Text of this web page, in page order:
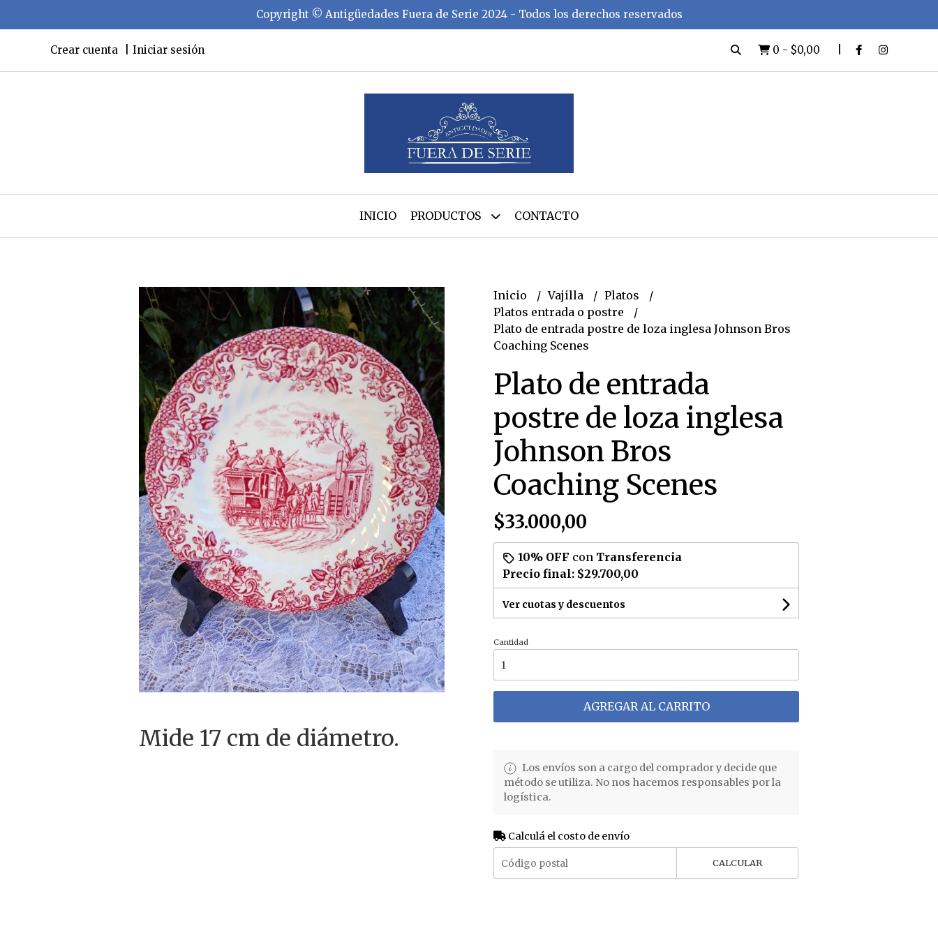
Copyright ©️ Antigüedades Fuera de Serie 2024 - Todos los derechos reservados
Crear cuenta Iniciar sesión 0 - $0,00
INICIO PRODUCTOS CONTACTO
Mide 17 cm de diámetro.
Inicio Vajilla
Platos
Platos entrada o postre
Plato de entrada postre de loza inglesa Johnson Bros
Coaching Scenes
Plato de entrada
postre de loza inglesa
Johnson Bros
Coaching Scenes
$33.000,00
10% OFF con Transferencia
Precio final: $29.700,00
Ver cuotas y descuentos
Cantidad
AGREGAR AL CARRITO
Los envíos son a cargo del comprador y decide que
método se utiliza. No nos hacemos responsables por la
logística.
Calculá el costo de envío
CALCULAR